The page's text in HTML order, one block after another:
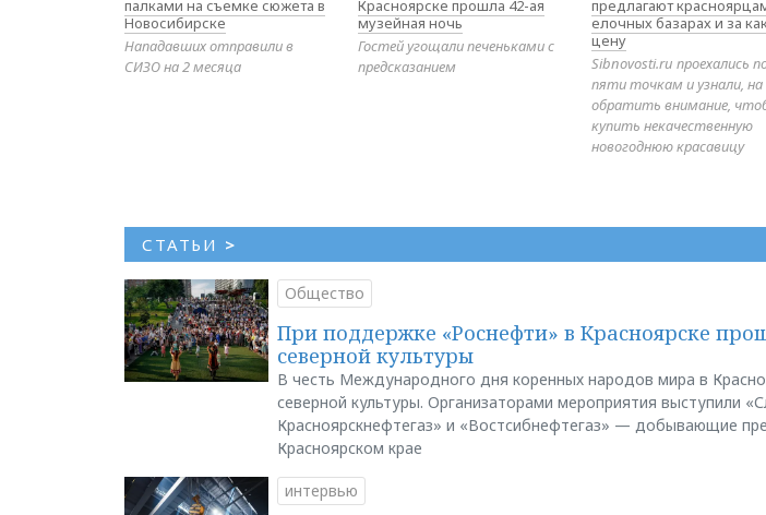
палками на съемке сюжета в
Новосибирске
Нападавших отправили в
СИЗО на 2 месяца
Красноярске прошла 42-ая
музейная ночь
Гостей угощали печеньками с
предсказанием
предлагают
елочных базарах и за
цену
Sibnovosti.ru проехались
пяти точкам и узнали,
обратить внимание,
купить некачественную
новогоднюю красавицу
СТАТЬИ >
Общество
При поддержке «Роснефти» в Красноярске
северной культуры
В честь Международного дня коренных народов мира в
северной культуры. Организаторами мероприятия выступили
Красноярскнефтегаз» и «Востсибнефтегаз» — добывающие
Красноярском крае
интервью